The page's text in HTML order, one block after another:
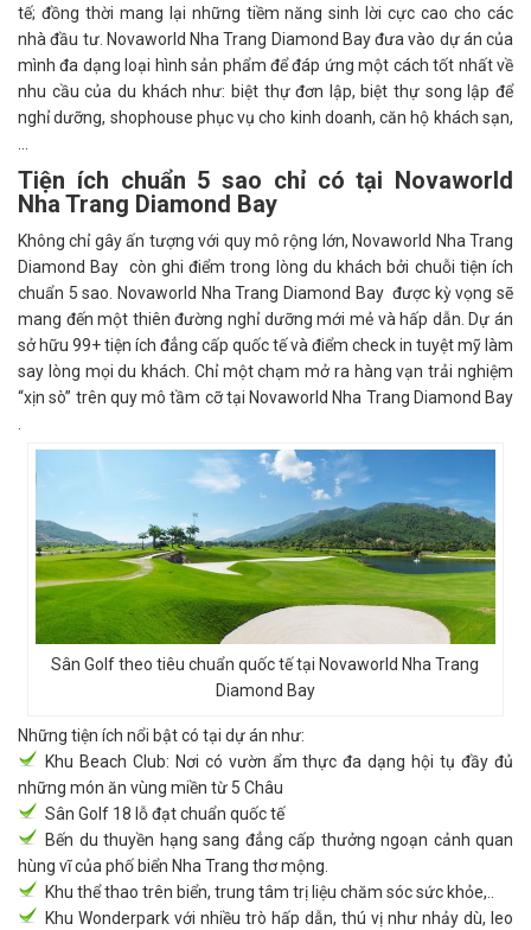
tế; đồng thời mang lại những tiềm năng sinh lời cực cao cho các
nhà đầu tư. Novaworld Nha Trang Diamond Bay đưa vào dự án của
mình đa dạng loại hình sản phẩm để đáp ứng một cách tốt nhất về
nhu cầu của du khách như: biệt thự đơn lập, biệt thự song lập để
nghỉ dưỡng, shophouse phục vụ cho kinh doanh, căn hộ khách sạn,
…
Tiện ích chuẩn 5 sao chỉ có tại Novaworld
Nha Trang Diamond Bay
Không chỉ gây ấn tượng với quy mô rộng lớn, Novaworld Nha Trang
Diamond Bay còn ghi điểm trong lòng du khách bởi chuỗi tiện ích
chuẩn 5 sao. Novaworld Nha Trang Diamond Bay được kỳ vọng sẽ
mang đến một thiên đường nghỉ dưỡng mới mẻ và hấp dẫn. Dự án
sở hữu 99+ tiện ích đẳng cấp quốc tế và điểm check in tuyệt mỹ làm
say lòng mọi du khách. Chỉ một chạm mở ra hàng vạn trải nghiệm
“xịn sò” trên quy mô tầm cỡ tại Novaworld Nha Trang Diamond Bay
.
Sân Golf theo tiêu chuẩn quốc tế tại Novaworld Nha Trang
Diamond Bay
Những tiện ích nổi bật có tại dự án như:
Khu Beach Club: Nơi có vườn ẩm thực đa dạng hội tụ đầy đủ
những món ăn vùng miền từ 5 Châu
Sân Golf 18 lỗ đạt chuẩn quốc tế
Bến du thuyền hạng sang đẳng cấp thưởng ngoạn cảnh quan
hùng vĩ của phố biển Nha Trang thơ mộng.
Khu thể thao trên biển, trung tâm trị liệu chăm sóc sức khỏe,..
Khu Wonderpark với nhiều trò hấp dẫn, thú vị như nhảy dù, leo